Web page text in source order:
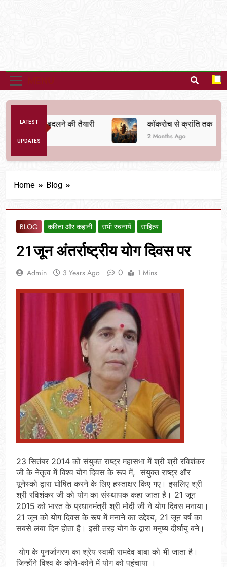
LATEST
UPDATES
बदलने की तैयारी कॉकरोच से क्रांति तक
2 Months Ago
Home Blog
BLOG कविता और कहानी सभी रचनायें साहित्य
21जून अंतर्राष्ट्रीय योग दिवस पर
Admin 3 Years Ago 0 1 Mins
23 सितंबर 2014 को संयुक्त राष्ट्र महासभा में श्री श्री रविशंकर
जी के नेतृत्व में विश्व योग दिवस के रूप में, संयुक्त राष्ट्र और
यूनेस्को द्वारा घोषित करने के लिए हस्ताक्षर किए गए। इसलिए श्री
श्री रविशंकर जी को योग का संस्थापक कहा जाता है। 21 जून
2015 को भारत के प्रधानमंत्री श्री मोदी जी ने योग दिवस मनाया।
21 जून को योग दिवस के रूप में मनाने का उद्देश्य, 21 जून बर्ष का
सबसे लंबा दिन होता है। इसी तरह योग के द्वारा मनुष्य दीर्घायु बने।
योग के पुनर्जागरण का श्रेय स्वामी रामदेव बाबा को भी जाता है।
जिन्होंने विश्व के कोने-कोने में योग को पहुंचाया ।